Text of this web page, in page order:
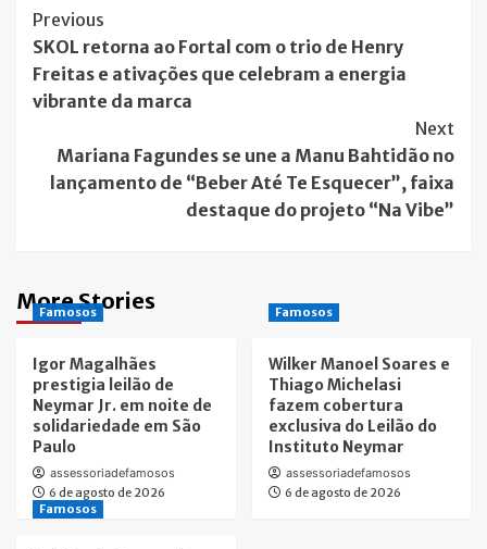
Post
Navigation
Previous
SKOL retorna ao Fortal com o trio de Henry
Freitas e ativações que celebram a energia
vibrante da marca
Next
Mariana Fagundes se une a Manu Bahtidão no
lançamento de “Beber Até Te Esquecer”, faixa
destaque do projeto “Na Vibe”
More Stories
Famosos
Igor Magalhães
prestigia leilão de
Neymar Jr. em noite de
solidariedade em São
Paulo
assessoriadefamosos
6 de agosto de 2026
Famosos
Wilker Manoel Soares e
Thiago Michelasi
fazem cobertura
exclusiva do Leilão do
Instituto Neymar
assessoriadefamosos
6 de agosto de 2026
Famosos